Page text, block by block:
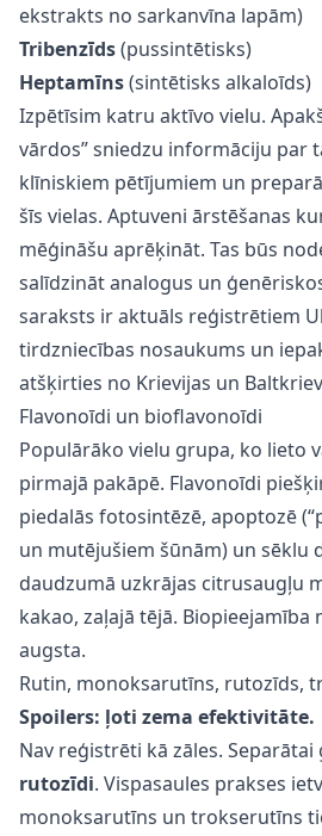
ekstrakts no sarkanvīna lapām)
Tribenzīds(pussintētisks)
Heptamīns(sintētisks alkaloīds)
Izpētīsim katru aktīvo vielu.
vārdos” sniedzu informāciju par
klīniskiem pētījumiem un
šīs vielas. Aptuveni ārstēšanas
mēģināšu aprēķināt. Tas būs
salīdzināt analogus un
saraksts ir aktuāls reģistrētiem
tirdzniecības nosaukums un
atšķirties no Krievijas un
Flavonoīdi un bioflavonoīdi
Populārāko vielu grupa, ko lieto
pirmajā pakāpē. Flavonoīdi
piedalās fotosintēzē, apoptozē
un mutējušiem šūnām) un sēklu
daudzumā uzkrājas citrusaugļu
kakao, zaļajā tējā.
augsta.
Rutin, monoksarutīns, rutozīds,
Spoilers: ļoti zema efektivitāte.
Nav reģistrēti kā zāles. Separātai
rutozīdi. Vispasaules prakses
monoksarutīns un trokserutīns